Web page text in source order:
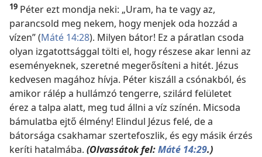
19 Péter ezt mondja neki: „Uram, ha te vagy az,
parancsold meg nekem, hogy menjek oda hozzád a
vízen” (Máté 14:28). Milyen bátor! Ez a páratlan csoda
olyan izgatottsággal tölti el, hogy részese akar lenni az
eseményeknek, szeretné megerősíteni a hitét. Jézus
kedvesen magához hívja. Péter kiszáll a csónakból, és
amikor rálép a hullámzó tengerre, szilárd felületet
érez a talpa alatt, meg tud állni a víz színén. Micsoda
bámulatba ejtő élmény! Elindul Jézus felé, de a
bátorsága csakhamar szertefoszlik, és egy másik érzés
keríti hatalmába. (Olvassátok fel:Máté 14:29.)